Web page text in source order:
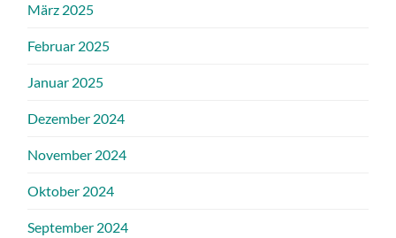
März 2025
Februar 2025
Januar 2025
Dezember 2024
November 2024
Oktober 2024
September 2024